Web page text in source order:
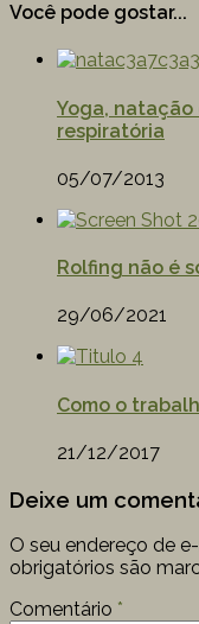
Você pode gostar...
Yoga,
respiratória
05/07/2013
Rolfing não é
29/06/2021
Como o
21/12/2017
Deixe um
O seu endereço de
obrigatórios são
Comentário *